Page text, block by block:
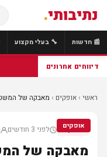
נתיבותי.
📰 חדשות 🔧 בעלי מקצוע
דיווחים אחרונים
ראשי ›אופקים › מאבקה של
אופקים
אופקים לפני 3 חודשים
מאבקה של